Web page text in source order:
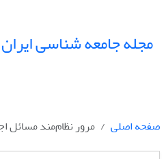
مجله جامعه شناسی ایران
صفحه اصلی مرور نظام‌مند مسائل اجتماعی